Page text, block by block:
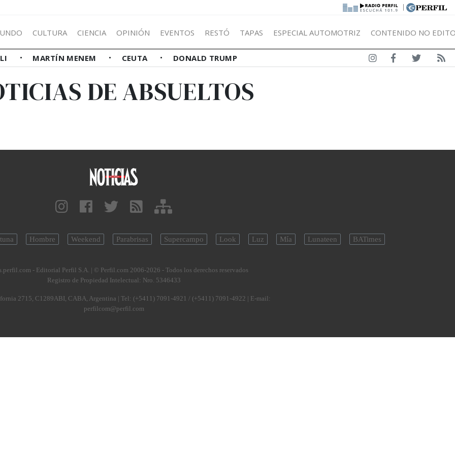
|
CULTURA CIENCIA OPINIÓN EVENTOS RESTÓ TAPAS ESPECIAL AUTOMOTRIZ CONTENIDO NO
MARTÍN MENEM CEUTA DONALD TRUMP
DE ABSUELTOS
Hombre Weekend Parabrisas Supercampo Look Luz Mía Lunateen BATimes
- Editorial Perfil S.A. | © Perfil.com 2006-2026 - Todos los derechos reservados
Registro de Propiedad Intelectual: Nro. 5346433
2715, C1289ABI, CABA, Argentina | Tel: (+5411) 7091-4921 / (+5411) 7091-4922 | E-mail:
perfilcom@perfil.com